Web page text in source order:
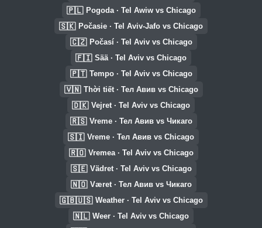
🇵🇱 Pogoda · Tel Awiw vs Chicago
🇸🇰 Počasie · Tel Aviv-Jafo vs Chicago
🇨🇿 Počasí · Tel Aviv vs Chicago
🇫🇮 Sää · Tel Aviv vs Chicago
🇵🇹 Tempo · Tel Aviv vs Chicago
🇻🇳 Thời tiết · Тел Авив vs Chicago
🇩🇰 Vejret · Tel Aviv vs Chicago
🇷🇸 Vreme · Тел Авив vs Чикаго
🇸🇮 Vreme · Тел Авив vs Chicago
🇷🇴 Vremea · Tel Aviv vs Chicago
🇸🇪 Vädret · Tel Aviv vs Chicago
🇳🇴 Været · Тел Авив vs Чикаго
🇬🇧🇺🇸 Weather · Tel Aviv vs Chicago
🇳🇱 Weer · Tel Aviv vs Chicago